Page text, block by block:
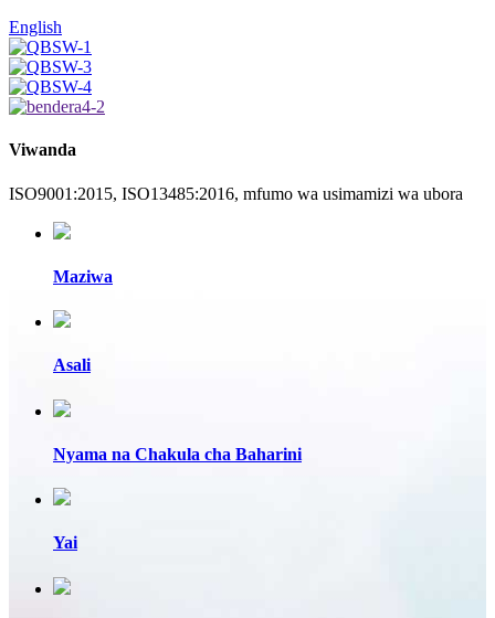
English
Viwanda
ISO9001:2015, ISO13485:2016, mfumo wa usimamizi wa ubora
Maziwa
Asali
Nyama na Chakula cha Baharini
Yai